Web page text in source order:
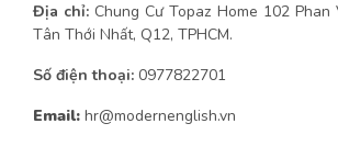
Địa chỉ: Chung Cư Topaz Home 102 Phan
Tân Thới Nhất, Q12, TPHCM.
Số điện thoại: 0977822701
Email: hr@modernenglish.vn